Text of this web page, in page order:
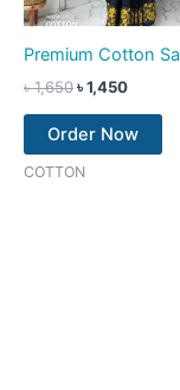
Premium Cotton
৳1,650৳1,450
Order Now
COTTON